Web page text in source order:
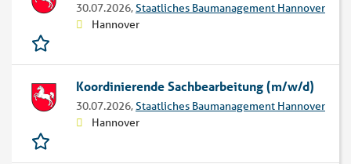
30.07.2026,Staatliches Baumanagement Hannover
Hannover
Koordinierende Sachbearbeitung (m/w/d)
30.07.2026,Staatliches Baumanagement Hannover
Hannover